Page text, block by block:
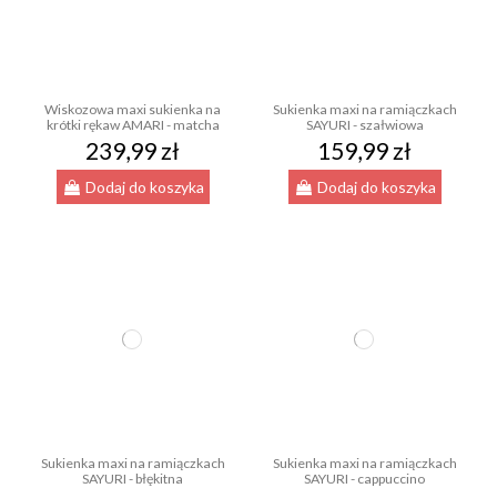
Wiskozowa maxi sukienka na
krótki rękaw AMARI - matcha
239,99 zł
Dodaj do koszyka
Sukienka maxi na ramiączkach
SAYURI - szałwiowa
159,99 zł
Dodaj do koszyka
Sukienka maxi na ramiączkach
SAYURI - błękitna
Sukienka maxi na ramiączkach
SAYURI - cappuccino